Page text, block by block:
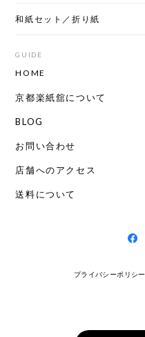
和紙セット／折り紙
GUIDE
HOME
京都楽紙舘について
BLOG
お問い合わせ
店舗へのアクセス
送料について
プライバシーポリシー